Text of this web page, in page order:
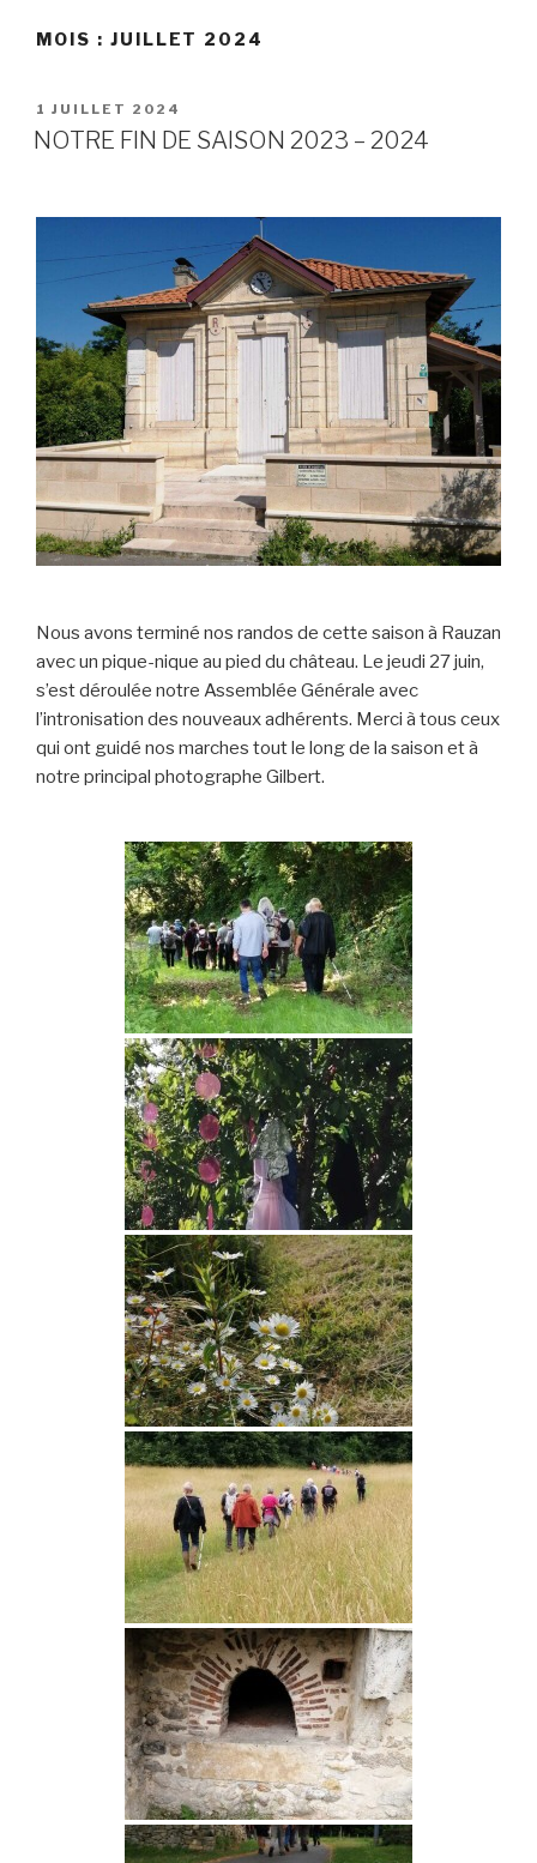
MOIS : JUILLET 2024
PUBLIÉ
LE
1 JUILLET 2024
NOTRE FIN DE SAISON 2023 – 2024
Nous avons terminé nos randos de cette saison à Rauzan
avec un pique-nique au pied du château. Le jeudi 27 juin,
s’est déroulée notre Assemblée Générale avec
l’intronisation des nouveaux adhérents. Merci à tous ceux
qui ont guidé nos marches tout le long de la saison et à
notre principal photographe Gilbert.